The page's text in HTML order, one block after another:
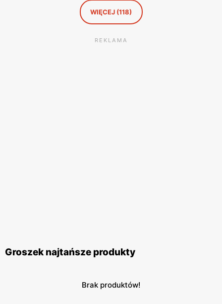
WIĘCEJ (118)
REKLAMA
Groszek najtańsze produkty
Brak produktów!